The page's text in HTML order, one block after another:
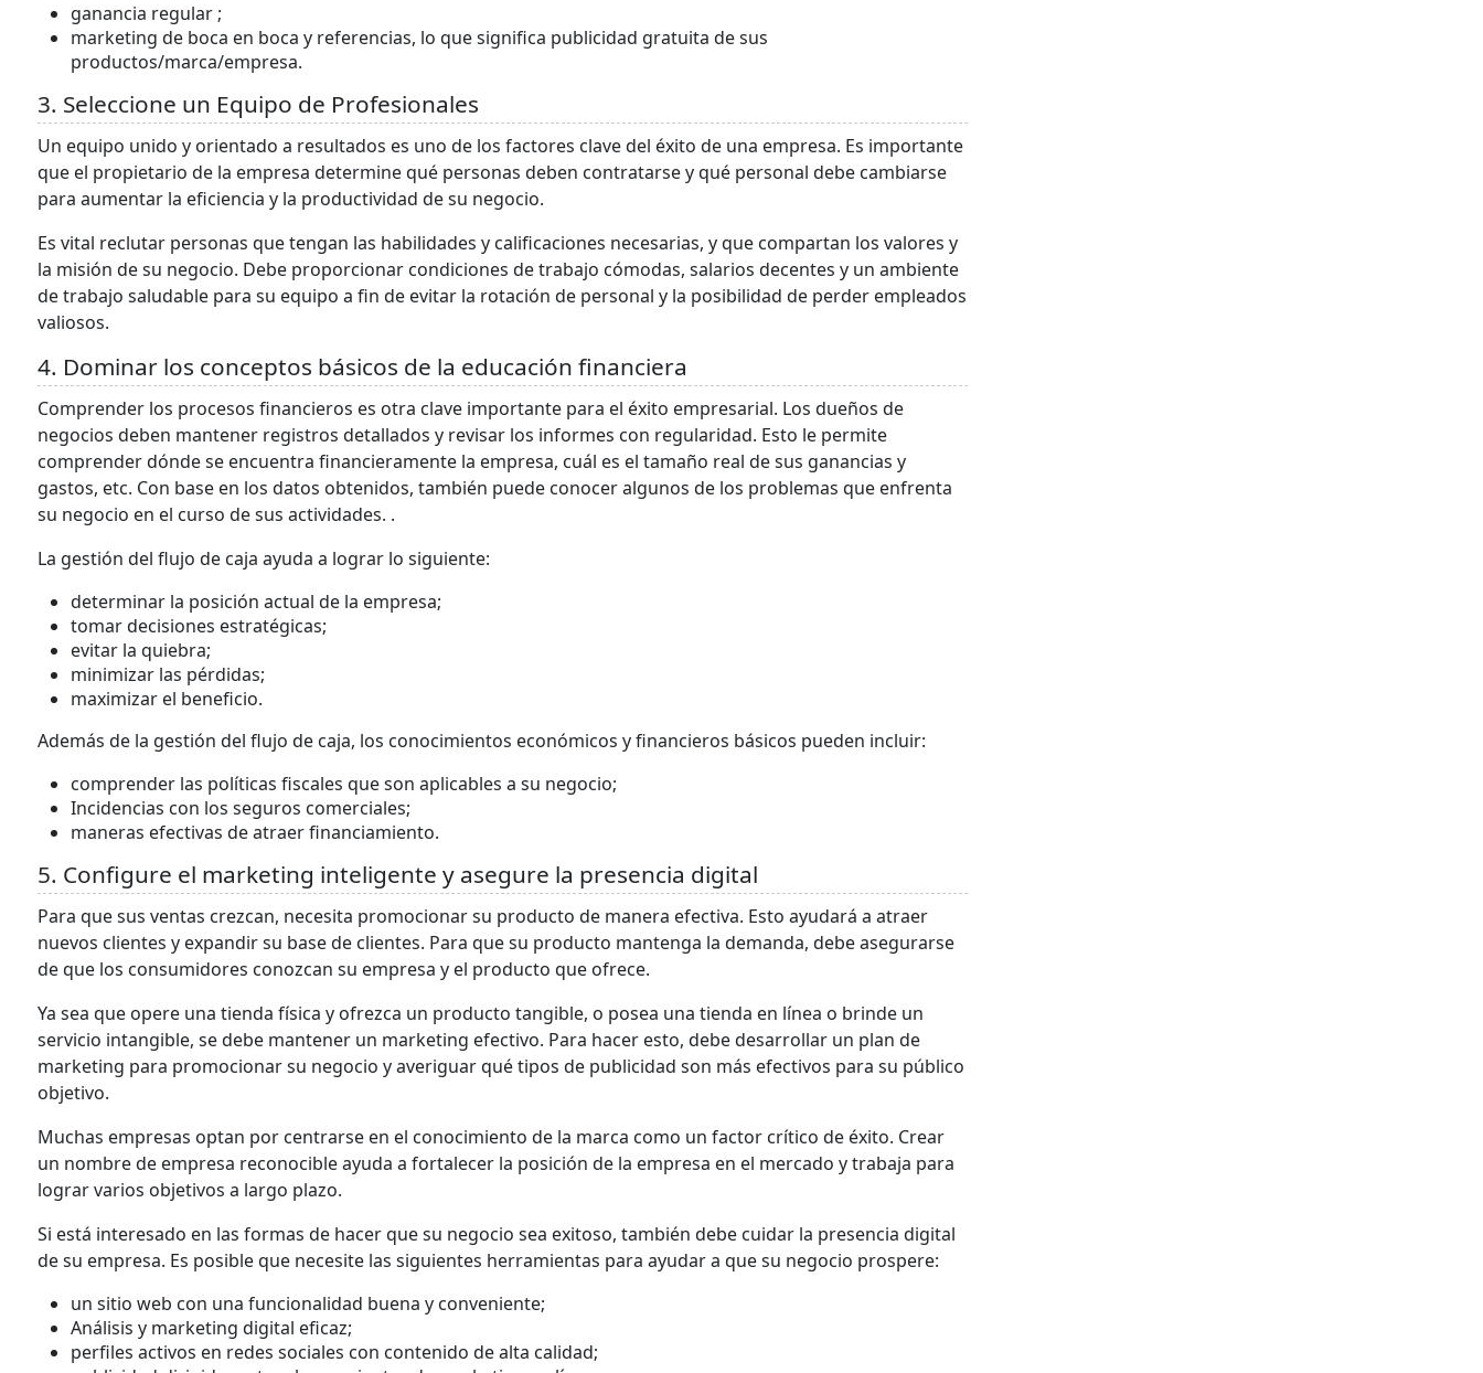
ganancia regular ;
marketing de boca en boca y referencias, lo que significa publicidad gratuita de sus
productos/marca/empresa.
3. Seleccione un Equipo de Profesionales
Un equipo unido y orientado a resultados es uno de los factores clave del éxito de una empresa. Es importante
que el propietario de la empresa determine qué personas deben contratarse y qué personal debe cambiarse
para aumentar la eficiencia y la productividad de su negocio.
Es vital reclutar personas que tengan las habilidades y calificaciones necesarias, y que compartan los valores y
la misión de su negocio. Debe proporcionar condiciones de trabajo cómodas, salarios decentes y un ambiente
de trabajo saludable para su equipo a fin de evitar la rotación de personal y la posibilidad de perder empleados
valiosos.
4. Dominar los conceptos básicos de la educación financiera
Comprender los procesos financieros es otra clave importante para el éxito empresarial. Los dueños de
negocios deben mantener registros detallados y revisar los informes con regularidad. Esto le permite
comprender dónde se encuentra financieramente la empresa, cuál es el tamaño real de sus ganancias y
gastos, etc. Con base en los datos obtenidos, también puede conocer algunos de los problemas que enfrenta
su negocio en el curso de sus actividades. .
La gestión del flujo de caja ayuda a lograr lo siguiente:
determinar la posición actual de la empresa;
tomar decisiones estratégicas;
evitar la quiebra;
minimizar las pérdidas;
maximizar el beneficio.
Además de la gestión del flujo de caja, los conocimientos económicos y financieros básicos pueden incluir:
comprender las políticas fiscales que son aplicables a su negocio;
Incidencias con los seguros comerciales;
maneras efectivas de atraer financiamiento.
5. Configure el marketing inteligente y asegure la presencia digital
Para que sus ventas crezcan, necesita promocionar su producto de manera efectiva. Esto ayudará a atraer
nuevos clientes y expandir su base de clientes. Para que su producto mantenga la demanda, debe asegurarse
de que los consumidores conozcan su empresa y el producto que ofrece.
Ya sea que opere una tienda física y ofrezca un producto tangible, o posea una tienda en línea o brinde un
servicio intangible, se debe mantener un marketing efectivo. Para hacer esto, debe desarrollar un plan de
marketing para promocionar su negocio y averiguar qué tipos de publicidad son más efectivos para su público
objetivo.
Muchas empresas optan por centrarse en el conocimiento de la marca como un factor crítico de éxito. Crear
un nombre de empresa reconocible ayuda a fortalecer la posición de la empresa en el mercado y trabaja para
lograr varios objetivos a largo plazo.
Si está interesado en las formas de hacer que su negocio sea exitoso, también debe cuidar la presencia digital
de su empresa. Es posible que necesite las siguientes herramientas para ayudar a que su negocio prospere:
un sitio web con una funcionalidad buena y conveniente;
Análisis y marketing digital eficaz;
perfiles activos en redes sociales con contenido de alta calidad;